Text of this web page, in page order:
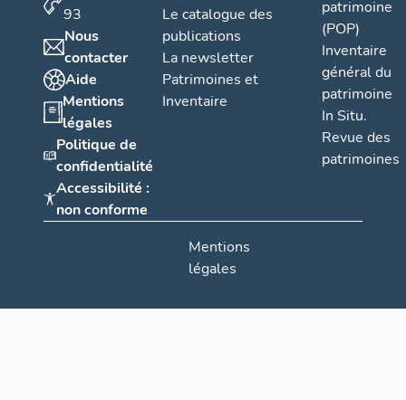
93
Nous
contacter
Aide
Mentions
légales
Politique de
confidentialité
Accessibilité :
non conforme
Le catalogue des
publications
La newsletter
Patrimoines et
Inventaire
patrimoine
(POP)
Inventaire
général du
patrimoine
In Situ.
Revue des
patrimoines
Mentions
légales